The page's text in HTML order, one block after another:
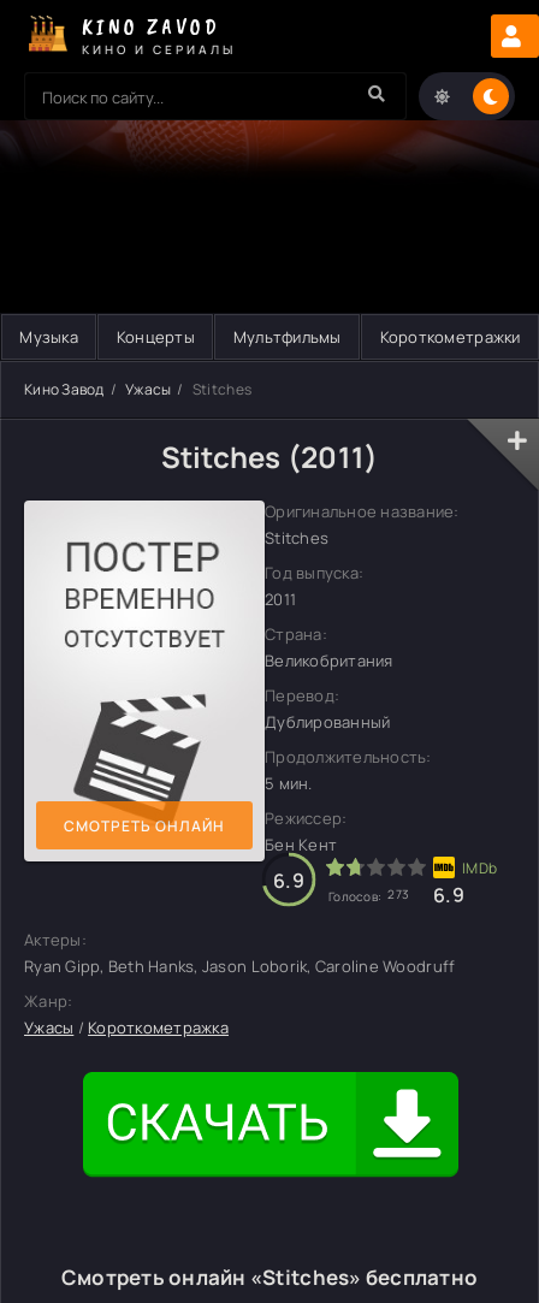
KINO ZAVOD
КИНО И СЕРИАЛЫ
Музыка Концерты Мультфильмы Короткометражки
Кино Завод Ужасы Stitches
Stitches (2011)
СМОТРЕТЬ ОНЛАЙН
Оригинальное название:
Stitches
Год выпуска:
2011
Страна:
Великобритания
Перевод:
Дублированный
Продолжительность:
5 мин.
Режиссер:
Бен Кент
6.9
Голосов: 273 6.9
Актеры:
Ryan Gipp, Beth Hanks, Jason Loborik, Caroline Woodruff
Жанр:
Ужасы / Короткометражка
Смотреть онлайн «Stitches» бесплатно